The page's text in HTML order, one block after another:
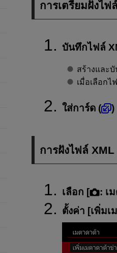
การเตรียมฝังไฟ
บันทึกไฟล์
สร้างและ
เมื่อเลือก
ใส่การ์ด ( )
การฝังไฟล์ XML
เลือก [ : เ
ตั้งค่า [เพิ่มเ